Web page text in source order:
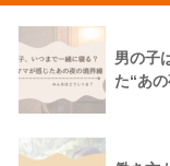
男の子
た“あ